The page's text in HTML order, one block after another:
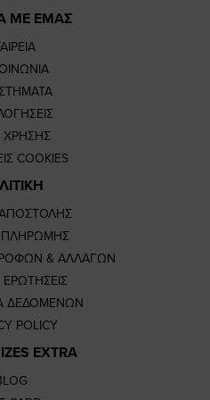
ΜΕ ΕΜΑΣ
ΧΡΗΣΗΣ
COOKIES
ΠΛΗΡΩΜΗΣ
& ΑΛΛΑΓΩΝ
ΔΕΔΟΜΕΝΩΝ
POLICY
EXTRA